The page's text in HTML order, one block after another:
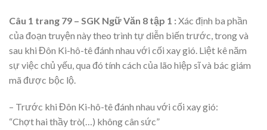
Câu 1 trang 79 – SGK Ngữ Văn 8 tập 1 :Xác định ba phần
của đoạn truyện này theo trình tự diễn biến trước, trong và
sau khi Đôn Ki-hô-tê đánh nhau với cối xay gió. Liệt kê năm
sự việc chủ yếu, qua đó tính cách của lão hiệp sĩ và bác giám
mã được bộc lộ.
– Trước khi Đôn Ki-hô-tê đánh nhau với cối xay gió:
“Chợt hai thầy trò(…) không cân sức”